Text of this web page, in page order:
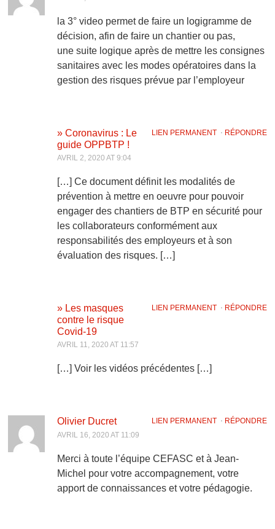
la 3° video permet de faire un logigramme de
décision, afin de faire un chantier ou pas,
une suite logique après de mettre les consignes
sanitaires avec les modes opératoires dans la
gestion des risques prévue par l’employeur
LIEN PERMANENT⋅ RÉPONDRE
» Coronavirus : Le
guide OPPBTP !
AVRIL 2, 2020 AT 9:04
[…] Ce document définit les modalités de
prévention à mettre en oeuvre pour pouvoir
engager des chantiers de BTP en sécurité pour
les collaborateurs conformément aux
responsabilités des employeurs et à son
évaluation des risques. […]
LIEN PERMANENT⋅ RÉPONDRE
» Les masques
contre le risque
Covid-19
AVRIL 11, 2020 AT 11:57
[…] Voir les vidéos précédentes […]
LIEN PERMANENT⋅ RÉPONDRE
Olivier Ducret
AVRIL 16, 2020 AT 11:09
Merci à toute l’équipe CEFASC et à Jean-
Michel pour votre accompagnement, votre
apport de connaissances et votre pédagogie.